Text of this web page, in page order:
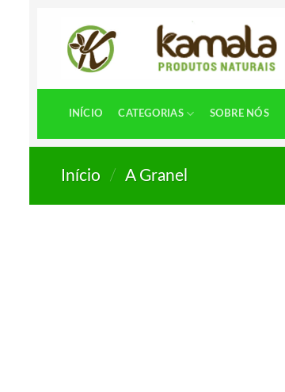
content
INÍCIO CATEGORIAS SOBRE NÓS
Início / A Granel